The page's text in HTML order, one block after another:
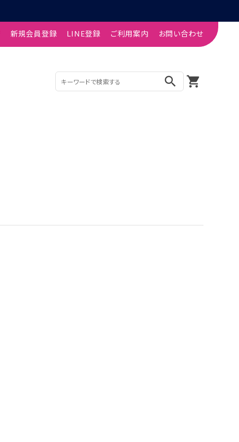
新規会員登録 LINE登録 ご利用案内 お問い合わせ
search shopping_cart